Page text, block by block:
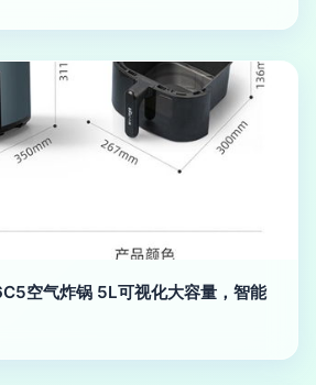
空气炸锅 5L可视化大容量，智能